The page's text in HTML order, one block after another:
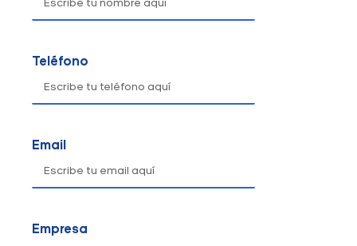
Teléfono
Email
Empresa